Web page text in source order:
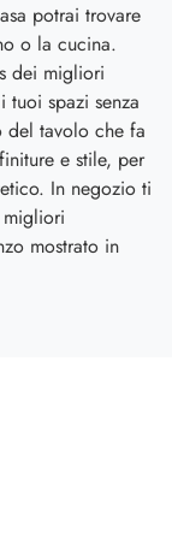
potrai trovare
o la cucina.
dei migliori
spazi senza
del tavolo che fa
e stile, per
In negozio ti
mostrato in